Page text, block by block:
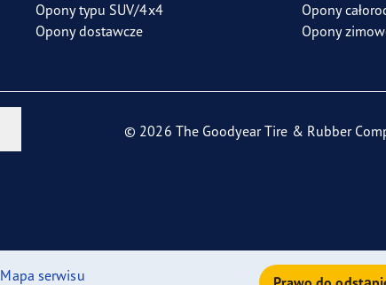
Opony typu SUV/4x4
Opony dostawcze
Opony
Opony
© 2026 The Goodyear Tire & Rubber
Mapa serwisu